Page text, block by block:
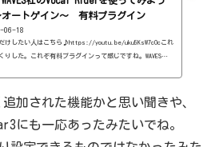
ートゲイン～ 有料プラグイン
06-18
けしたい人はこちら♪https://youtu.be/uku5KsW7cOcこれ
りした。これぞ有料プラグインって感じですね。WAVES社
plugins/vocal-rider#achieving-perfect-vocal-l
vocal-riderインストール方法Waves Centralというソ
ンストールさて、見た目はこんな感じ。わからない言葉な
加された機能かと思い聞きや、
にも一応あったみたいでね。